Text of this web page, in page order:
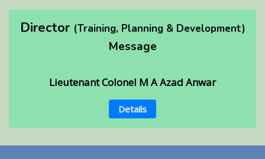
Director (Training, Planning & Development)
Message
Lieutenant Colonel M A Azad Anwar
Details